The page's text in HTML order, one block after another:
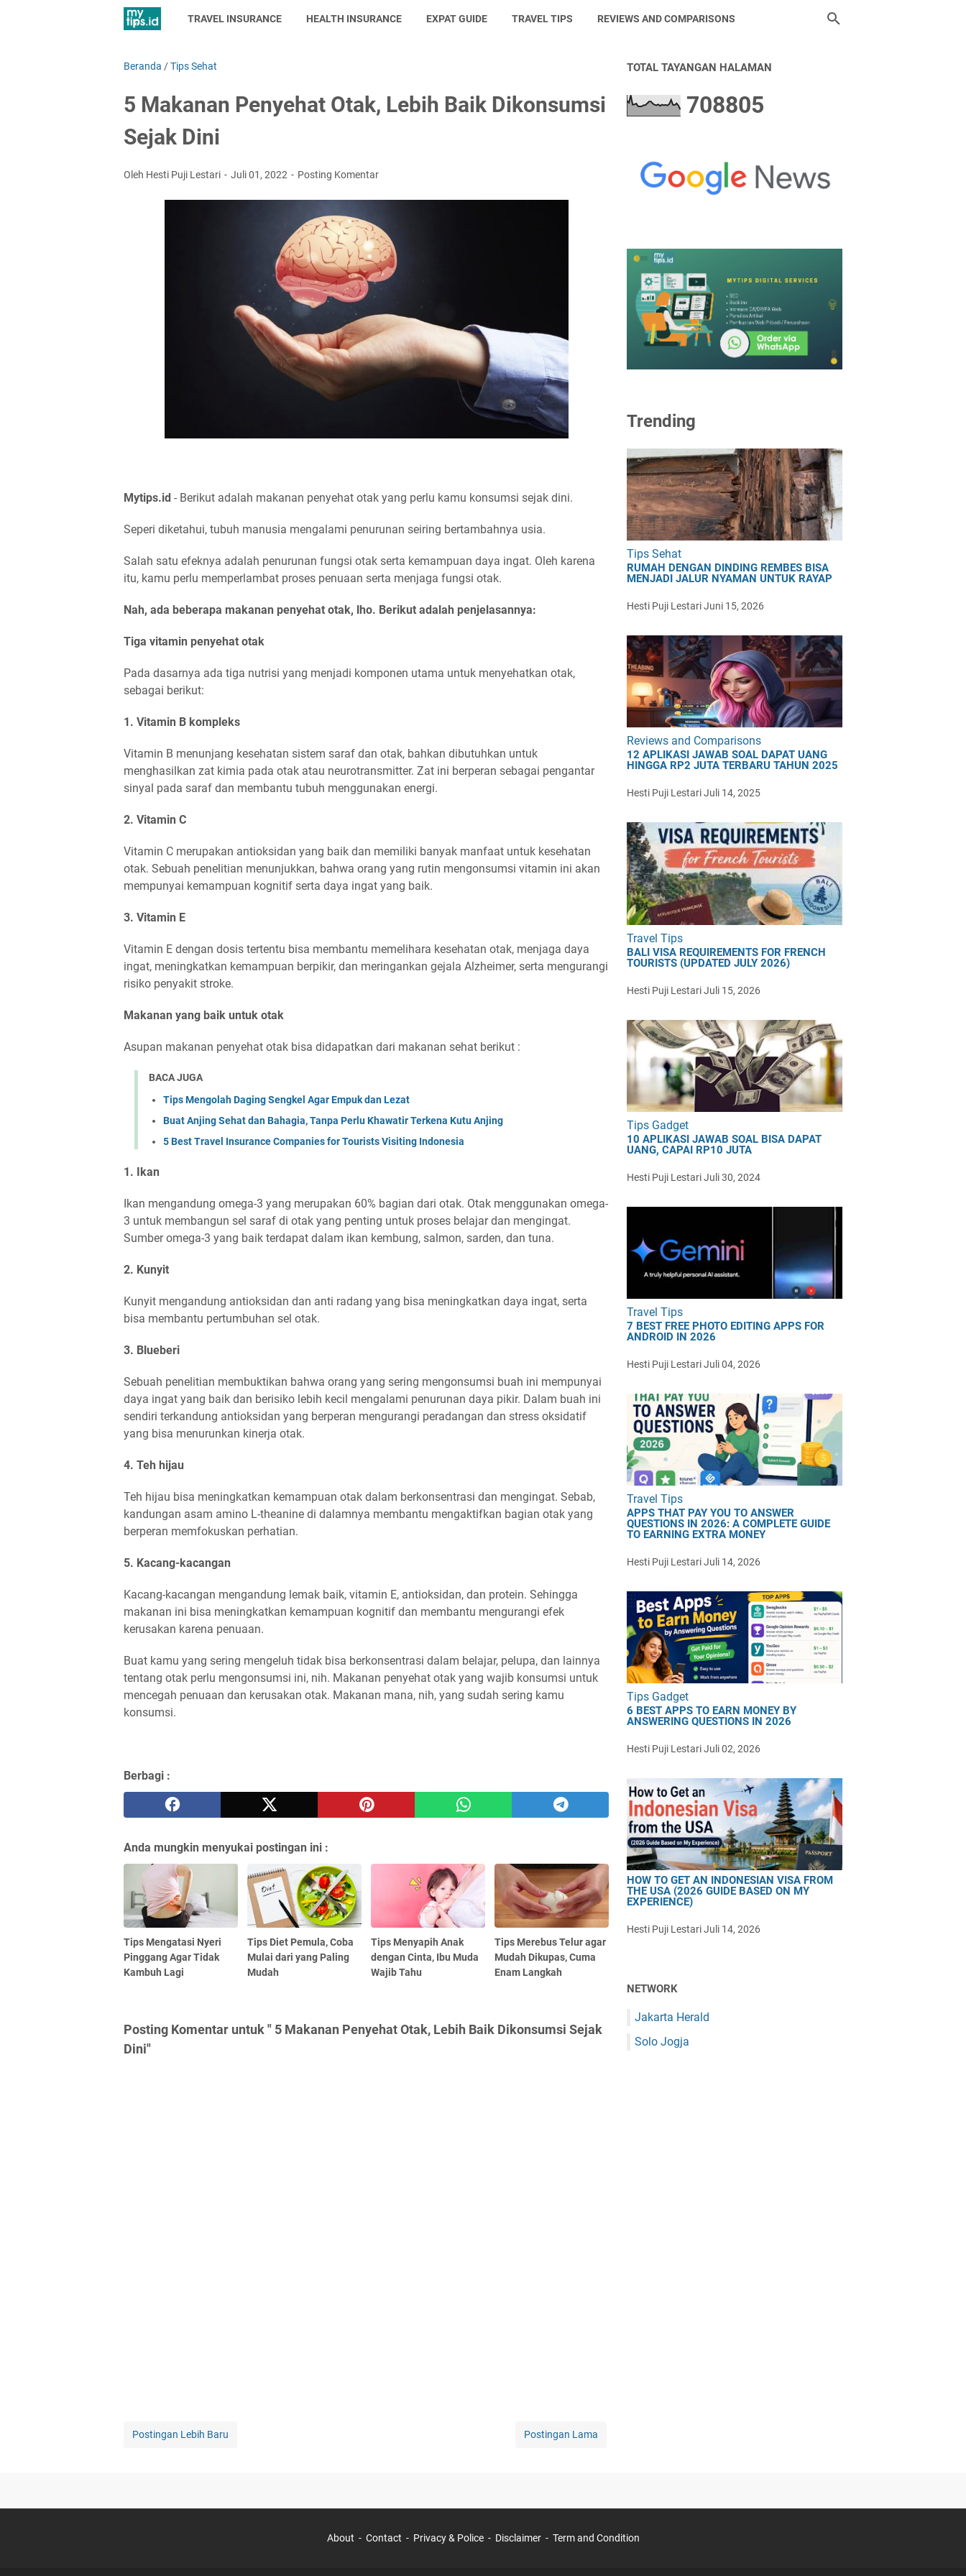
TRAVEL INSURANCE HEALTH INSURANCE EXPAT GUIDE TRAVEL TIPS REVIEWS AND COMPARISONS
Beranda /Tips Sehat
5 Makanan Penyehat Otak, Lebih Baik Dikonsumsi
Sejak Dini
Oleh Hesti Puji Lestari Juli 01, 2022 Posting Komentar
Mytips.id - Berikut adalah makanan penyehat otak yang perlu kamu konsumsi sejak dini.
Seperi diketahui, tubuh manusia mengalami penurunan seiring bertambahnya usia.
Salah satu efeknya adalah penurunan fungsi otak serta kemampuan daya ingat. Oleh karena
itu, kamu perlu memperlambat proses penuaan serta menjaga fungsi otak.
Nah, ada beberapa makanan penyehat otak, lho. Berikut adalah penjelasannya:
Tiga vitamin penyehat otak
Pada dasarnya ada tiga nutrisi yang menjadi komponen utama untuk menyehatkan otak,
sebagai berikut:
1. Vitamin B kompleks
Vitamin B menunjang kesehatan sistem saraf dan otak, bahkan dibutuhkan untuk
menghasilkan zat kimia pada otak atau neurotransmitter. Zat ini berperan sebagai pengantar
sinyal pada saraf dan membantu tubuh menggunakan energi.
2. Vitamin C
Vitamin C merupakan antioksidan yang baik dan memiliki banyak manfaat untuk kesehatan
otak. Sebuah penelitian menunjukkan, bahwa orang yang rutin mengonsumsi vitamin ini akan
mempunyai kemampuan kognitif serta daya ingat yang baik.
3. Vitamin E
Vitamin E dengan dosis tertentu bisa membantu memelihara kesehatan otak, menjaga daya
ingat, meningkatkan kemampuan berpikir, dan meringankan gejala Alzheimer, serta mengurangi
risiko penyakit stroke.
Makanan yang baik untuk otak
Asupan makanan penyehat otak bisa didapatkan dari makanan sehat berikut :
BACA JUGA
Tips Mengolah Daging Sengkel Agar Empuk dan Lezat
Buat Anjing Sehat dan Bahagia, Tanpa Perlu Khawatir Terkena Kutu Anjing
5 Best Travel Insurance Companies for Tourists Visiting Indonesia
1. Ikan
Ikan mengandung omega-3 yang merupakan 60% bagian dari otak. Otak menggunakan omega-
3 untuk membangun sel saraf di otak yang penting untuk proses belajar dan mengingat.
Sumber omega-3 yang baik terdapat dalam ikan kembung, salmon, sarden, dan tuna.
2. Kunyit
Kunyit mengandung antioksidan dan anti radang yang bisa meningkatkan daya ingat, serta
bisa membantu pertumbuhan sel otak.
3. Blueberi
Sebuah penelitian membuktikan bahwa orang yang sering mengonsumsi buah ini mempunyai
daya ingat yang baik dan berisiko lebih kecil mengalami penurunan daya pikir. Dalam buah ini
sendiri terkandung antioksidan yang berperan mengurangi peradangan dan stress oksidatif
yang bisa menurunkan kinerja otak.
4. Teh hijau
Teh hijau bisa meningkatkan kemampuan otak dalam berkonsentrasi dan mengingat. Sebab,
kandungan asam amino L-theanine di dalamnya membantu mengaktifkan bagian otak yang
berperan memfokuskan perhatian.
5. Kacang-kacangan
Kacang-kacangan mengandung lemak baik, vitamin E, antioksidan, dan protein. Sehingga
makanan ini bisa meningkatkan kemampuan kognitif dan membantu mengurangi efek
kerusakan karena penuaan.
Buat kamu yang sering mengeluh tidak bisa berkonsentrasi dalam belajar, pelupa, dan lainnya
tentang otak perlu mengonsumsi ini, nih. Makanan penyehat otak yang wajib konsumsi untuk
mencegah penuaan dan kerusakan otak. Makanan mana, nih, yang sudah sering kamu
konsumsi.
Berbagi :
Anda mungkin menyukai postingan ini :
Tips Mengatasi Nyeri
Pinggang Agar Tidak
Kambuh Lagi
Tips Diet Pemula, Coba
Mulai dari yang Paling
Mudah
Tips Menyapih Anak
dengan Cinta, Ibu Muda
Wajib Tahu
Tips Merebus Telur agar
Mudah Dikupas, Cuma
Enam Langkah
Posting Komentar untuk " 5 Makanan Penyehat Otak, Lebih Baik Dikonsumsi Sejak
Dini"
Postingan Lebih Baru Postingan Lama
TOTAL TAYANGAN HALAMAN
708805
Trending
Tips Sehat
RUMAH DENGAN DINDING REMBES BISA
MENJADI JALUR NYAMAN UNTUK RAYAP
Hesti Puji LestariJuni 15, 2026
Reviews and Comparisons
12 APLIKASI JAWAB SOAL DAPAT UANG
HINGGA RP2 JUTA TERBARU TAHUN 2025
Hesti Puji LestariJuli 14, 2025
Travel Tips
BALI VISA REQUIREMENTS FOR FRENCH
TOURISTS (UPDATED JULY 2026)
Hesti Puji LestariJuli 15, 2026
Tips Gadget
10 APLIKASI JAWAB SOAL BISA DAPAT
UANG, CAPAI RP10 JUTA
Hesti Puji LestariJuli 30, 2024
Travel Tips
7 BEST FREE PHOTO EDITING APPS FOR
ANDROID IN 2026
Hesti Puji LestariJuli 04, 2026
Travel Tips
APPS THAT PAY YOU TO ANSWER
QUESTIONS IN 2026: A COMPLETE GUIDE
TO EARNING EXTRA MONEY
Hesti Puji LestariJuli 14, 2026
Tips Gadget
6 BEST APPS TO EARN MONEY BY
ANSWERING QUESTIONS IN 2026
Hesti Puji LestariJuli 02, 2026
HOW TO GET AN INDONESIAN VISA FROM
THE USA (2026 GUIDE BASED ON MY
EXPERIENCE)
Hesti Puji LestariJuli 14, 2026
NETWORK
Jakarta Herald
Solo Jogja
About Contact Privacy & Police Disclaimer Term and Condition